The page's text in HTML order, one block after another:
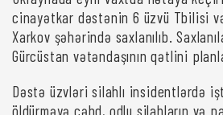
cinayətkar dəstənin 6 üzvü Tbilisi
Xarkov şəhərində saxlanılıb.
Gürcüstan vətəndaşının qətlini
Dəstə üzvləri silahlı insidentlərdə
öldürməyə cəhd, odlu silahların və